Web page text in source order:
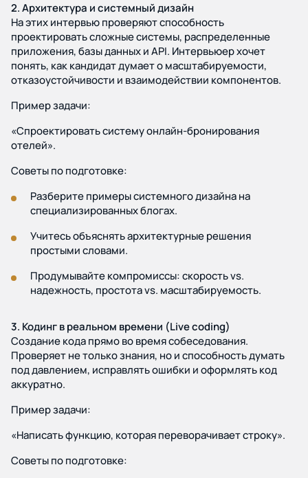
2. Архитектура и системный дизайн
На этих интервью проверяют способность
проектировать сложные системы, распределенные
приложения, базы данных и API. Интервьюер хочет
понять, как кандидат думает о масштабируемости,
отказоустойчивости и взаимодействии компонентов.
Пример задачи:
«Спроектировать систему онлайн-бронирования
отелей».
Советы по подготовке:
Разберите примеры системного дизайна на
специализированных блогах.
Учитесь объяснять архитектурные решения
простыми словами.
Продумывайте компромиссы: скорость vs.
надежность, простота vs. масштабируемость.
3. Кодинг в реальном времени (Live coding)
Создание кода прямо во время собеседования.
Проверяет не только знания, но и способность думать
под давлением, исправлять ошибки и оформлять код
аккуратно.
Пример задачи:
«Написать функцию, которая переворачивает строку».
Советы по подготовке: